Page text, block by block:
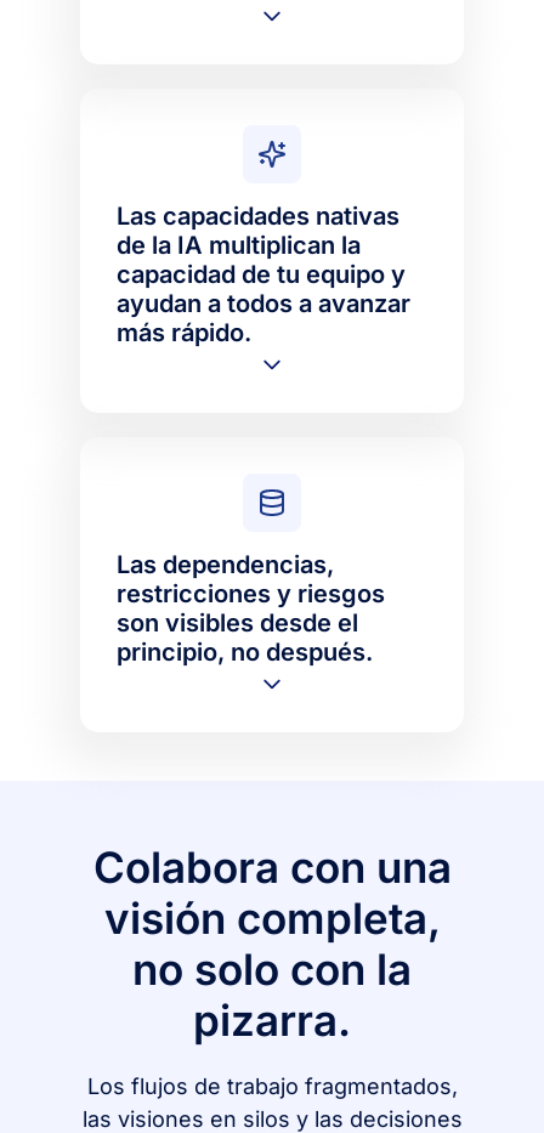
Las capacidades nativas
de la IA multiplican la
capacidad de tu equipo y
ayudan a todos a avanzar
más rápido.
Las dependencias,
restricciones y riesgos
son visibles desde el
principio, no después.
Colabora con una
visión completa,
no solo con la
pizarra.
Los flujos de trabajo fragmentados,
las visiones en silos y las decisiones